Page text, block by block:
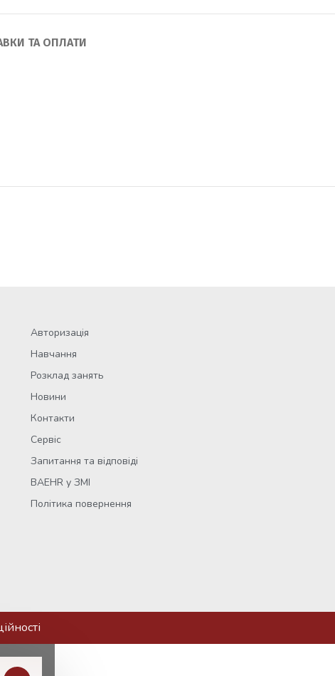
ТА ОПЛАТИ
Авторизація
Навчання
Розклад занять
Новини
Контакти
Сервіс
Запитання та відповіді
BAEHR у ЗМІ
Політика повернення